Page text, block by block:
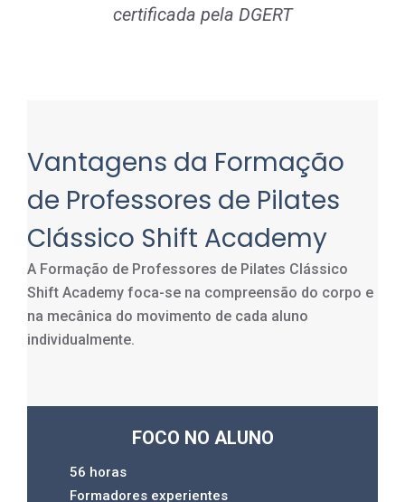
certificada pela DGERT
Vantagens da Formação
de Professores de Pilates
Clássico Shift Academy
A Formação de Professores de Pilates Clássico
Shift Academy foca-se na compreensão do corpo e
na mecânica do movimento de cada aluno
individualmente.
FOCO NO ALUNO
56 horas
Formadores experientes